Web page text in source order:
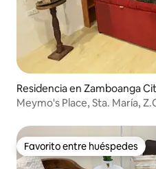
Residencia en Zamboanga
Meymo's Place, Sta. María,
Favorito entre huéspedes
Favorito entre huéspedes